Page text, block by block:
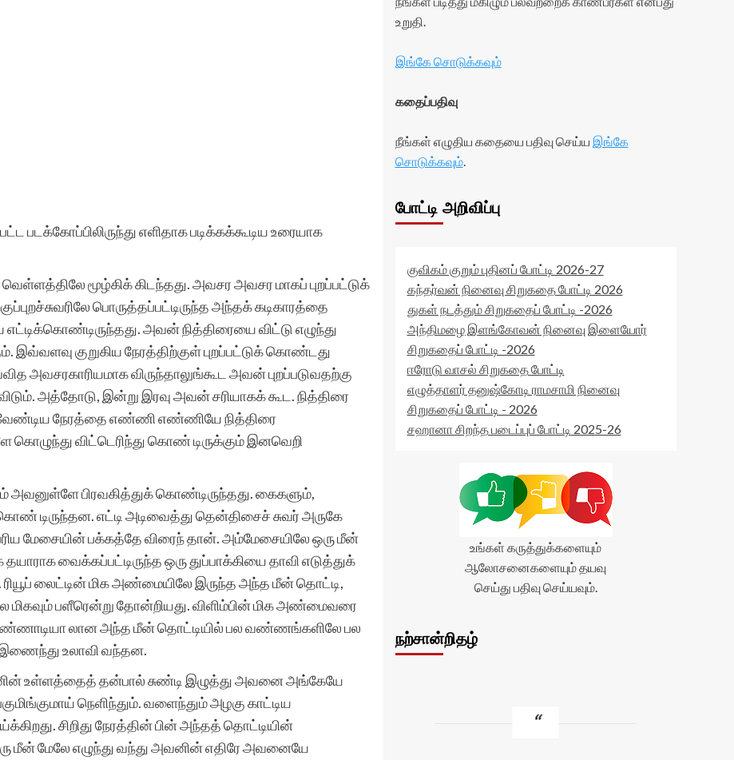
எளிதாக படிக்கக்கூடிய உரையாக
மூழ்கிக் கிடந்தது. அவசர அவசர மாகப் புறப்பட்டுக்
பொருத்தப்பட்டிருந்த அந்தக் கடிகாரத்தை
அவன் நித்திரையை விட்டு எழுந்து
இவ்வளவு குறுகிய நேரத்திற்குள் புறப்பட்டுக் கொண்டது
அவசரகாரியமாக விருந்தாலுங்கூட அவன் புறப்படுவதற்கு
அத்தோடு, இன்று இரவு அவன் சரியாகக் கூட. நித்திரை
வேண்டிய நேரத்தை எண்ணி எண்ணியே நித்திரை
விட்டெரிந்து கொண் டிருக்கும் இனவெறி
அவனுள்ளே பிரவகித்துக் கொண்டிருந்தது. கைகளும்,
டிருந்தன. எட்டி அடிவைத்து தென்திசைச் சுவர் அருகே
மேசையின் பக்கத்தே விரைந் தான். அம்மேசையிலே ஒரு மீன்
வைக்கப்பட்டிருந்த ஒரு துப்பாக்கியை தாவி எடுத்துக்
லைட்டின் மிக அண்மையிலே இருந்த அந்த மீன் தொட்டி,
மிகவும் பளீரென்று தோன்றியது. விளிம்பின் மிக அண்மைவரை
கண்ணாடியா லான அந்த மீன் தொட்டியில் பல வண்ணங்களிலே பல
உலாவி வந்தன.
உள்ளத்தைத் தன்பால் சுண்டி இழுத்து அவனை அங்கேயே
நெளிந்தும். வளைந்தும் அழகு காட்டிய
சிறிது நேரத்தின் பின் அந்தத் தொட்டியின்
மீன் மேலே எழுந்து வந்து அவனின் எதிரே அவனையே
உறுதி.
இங்கே சொடுக்கவும்
கதைப்பதிவு
நீங்கள் எழுதிய கதையை பதிவு செய்ய இங்கே
சொடுக்கவும்.
போட்டி அறிவிப்பு
குவிகம் குறும் புதினப் போட்டி 2026-27
கந்தர்வன் நினைவு சிறுகதை போட்டி 2026
துகள் நடத்தும் சிறுகதைப் போட்டி -2026
அந்திமழை இளங்கோவன் நினைவு இளையோர்
சிறுகதைப் போட்டி -2026
ஈரோடு வாசல் சிறுகதை போட்டி
எழுத்தாளர் தனுஷ்கோடி ராமசாமி நினைவு
சிறுகதைப் போட்டி - 2026
சஹானா சிறந்த படைப்புப் போட்டி 2025-26
உங்கள் கருத்துக்களையும்
ஆலோசனைகளையும் தயவு
செய்து பதிவு செய்யவும்.
நற்சான்றிதழ்